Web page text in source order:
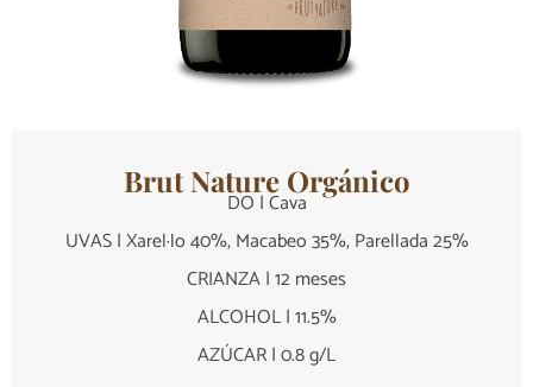
Brut Nature Orgánico
DO | Cava
UVAS | Xarel·lo 40%, Macabeo 35%, Parellada 25%
CRIANZA | 12 meses
ALCOHOL | 11.5%
AZÚCAR | 0.8 g/L